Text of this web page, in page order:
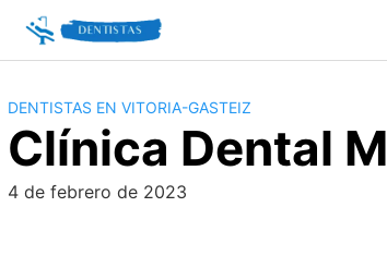
DENTISTAS EN VITORIA-GASTEIZ
Clínica Dental
4 de febrero de 2023